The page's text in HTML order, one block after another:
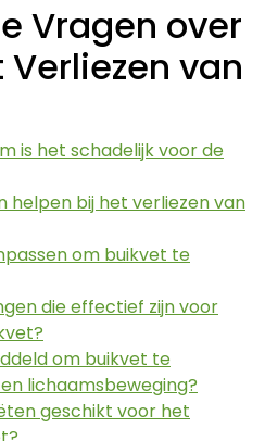
Vragen over
Verliezen van
is het schadelijk voor de
helpen bij het verliezen van
om buikvet te
die effectief zijn voor
om buikvet te
lichaamsbeweging?
geschikt voor het